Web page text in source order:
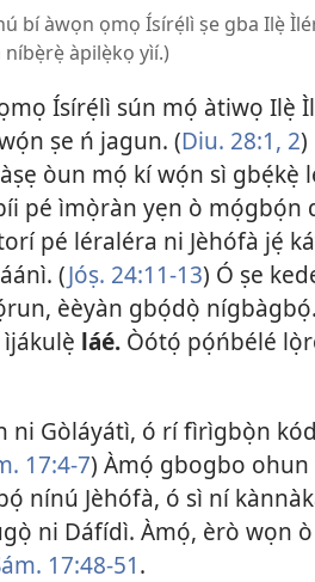
bí àwọn ọmọ Ísírẹ́lì ṣe gba Ilẹ̀
àpilẹ̀kọ yìí.)
Ísírẹ́lì sún mọ́ àtiwọ Ilẹ̀
ṣe ń jagun. (Diu. 28:​1, 2)
òun mọ́ kí wọ́n sì gbẹ́kẹ̀
pé ìmọ̀ràn yẹn ò
pé léraléra ni Jèhófà jẹ́
(Jóṣ. 24:​11-13) Ó ṣe
èèyàn gbọ́dọ̀
láé. Òótọ́ pọ́ńbélé
ni Gòláyátì, ó rí fìrìgbọ̀n
17:​4-7) Àmọ́ gbogbo
nínú Jèhófà, ó sì ní
ni Dáfídì. Àmọ́, èrò wọn
17:​48-51.